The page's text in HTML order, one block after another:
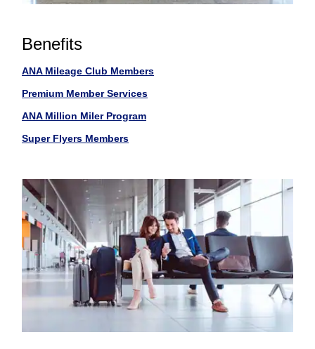
Benefits
ANA Mileage Club Members
Premium Member Services
ANA Million Miler Program
Super Flyers Members